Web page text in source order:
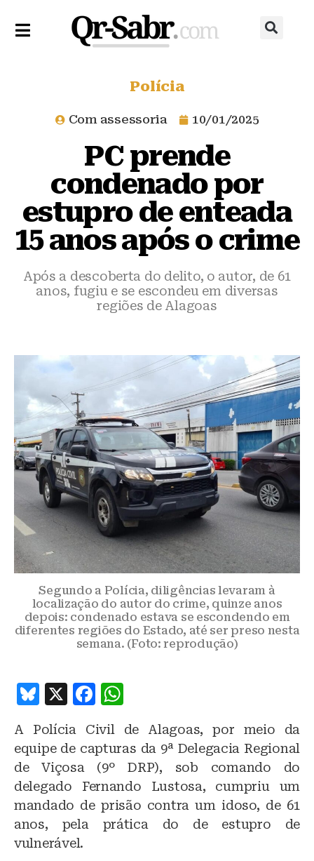
Polícia
Com assessoria 10/01/2025
PC prende
condenado por
estupro de enteada
15 anos após o crime
Após a descoberta do delito, o autor, de 61
anos, fugiu e se escondeu em diversas
regiões de Alagoas
Segundo a Polícia, diligências levaram à
localização do autor do crime, quinze anos
depois: condenado estava se escondendo em
diferentes regiões do Estado, até ser preso nesta
semana. (Foto: reprodução)
B
lu
e
s
k
y
X
F
c
e
b
o
o
at
s
A
p
p
A Polícia Civil de Alagoas, por meio da
equipe de capturas da 9ª Delegacia Regional
de Viçosa (9º DRP), sob comando do
delegado Fernando Lustosa, cumpriu um
mandado de prisão contra um idoso, de 61
anos, pela prática do de estupro de
vulnerável.